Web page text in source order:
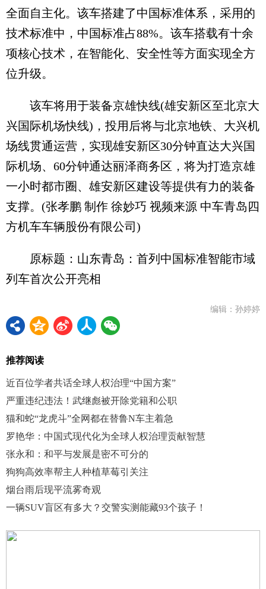
全面自主化。该车搭建了中国标准体系，采用的
技术标准中，中国标准占88%。该车搭载有十余
项核心技术，在智能化、安全性等方面实现全方
位升级。
该车将用于装备京雄快线(雄安新区至北京大
兴国际机场快线)，投用后将与北京地铁、大兴机
场线贯通运营，实现雄安新区30分钟直达大兴国
际机场、60分钟通达丽泽商务区，将为打造京雄
一小时都市圈、雄安新区建设等提供有力的装备
支撑。(张孝鹏 制作 徐妙巧 视频来源 中车青岛四
方机车车辆股份有限公司)
原标题：山东青岛：首列中国标准智能市域
列车首次公开亮相
编辑：孙婷婷
推荐阅读
近百位学者共话全球人权治理“中国方案”
严重违纪违法！武继彪被开除党籍和公职
猫和蛇“龙虎斗”全网都在替鲁N车主着急
罗艳华：中国式现代化为全球人权治理贡献智慧
张永和：和平与发展是密不可分的
狗狗高效率帮主人种植草莓引关注
烟台雨后现平流雾奇观
一辆SUV盲区有多大？交警实测能藏93个孩子！